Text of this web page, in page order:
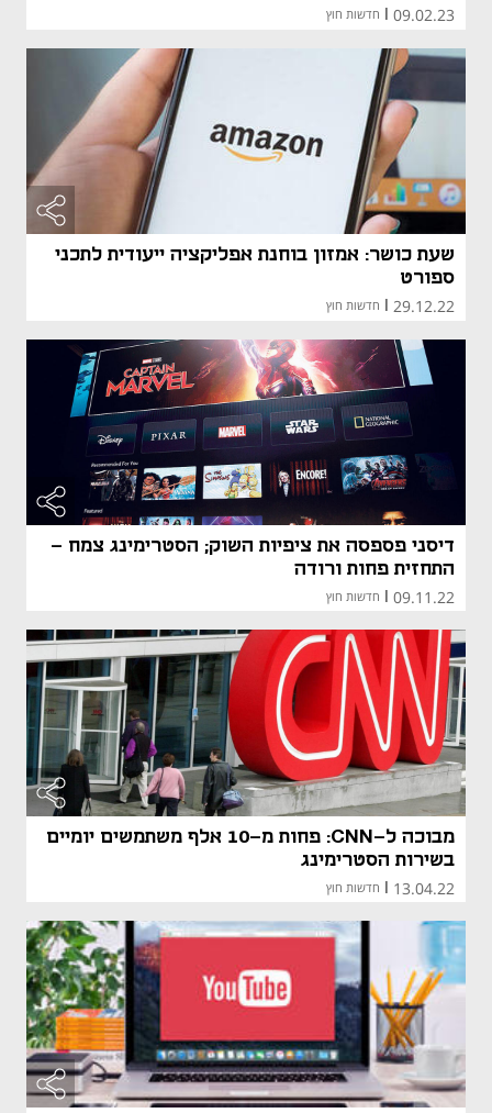
09.02.23 חדשות חוץ
שעת כושר: אמזון בוחנת אפליקציה ייעודית לתכני
ספורט
29.12.22 חדשות חוץ
דיסני פספסה את ציפיות השוק; הסטרימינג צמח -
התחזית פחות ורודה
09.11.22 חדשות חוץ
מבוכה ל-CNN: פחות מ-10 אלף משתמשים יומיים
בשירות הסטרימינג
13.04.22 חדשות חוץ